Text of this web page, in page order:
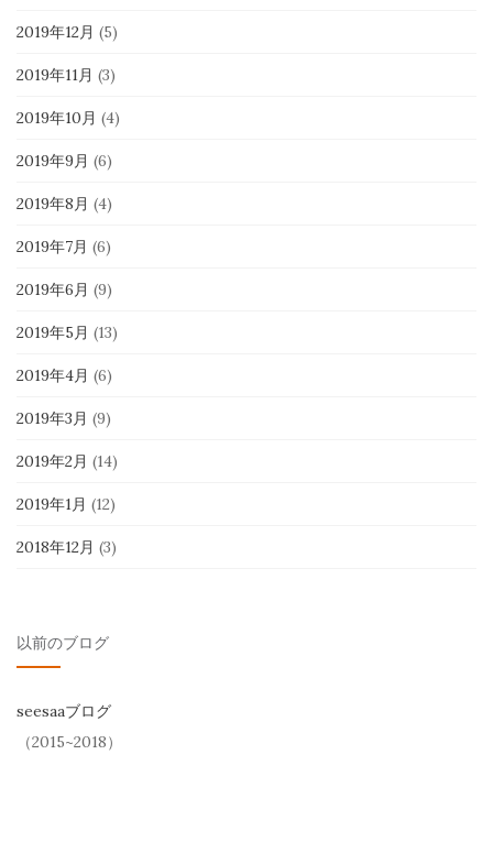
2019年12月 (5)
2019年11月 (3)
2019年10月 (4)
2019年9月 (6)
2019年8月 (4)
2019年7月 (6)
2019年6月 (9)
2019年5月 (13)
2019年4月 (6)
2019年3月 (9)
2019年2月 (14)
2019年1月 (12)
2018年12月 (3)
以前のブログ
seesaaブログ
（2015~2018）